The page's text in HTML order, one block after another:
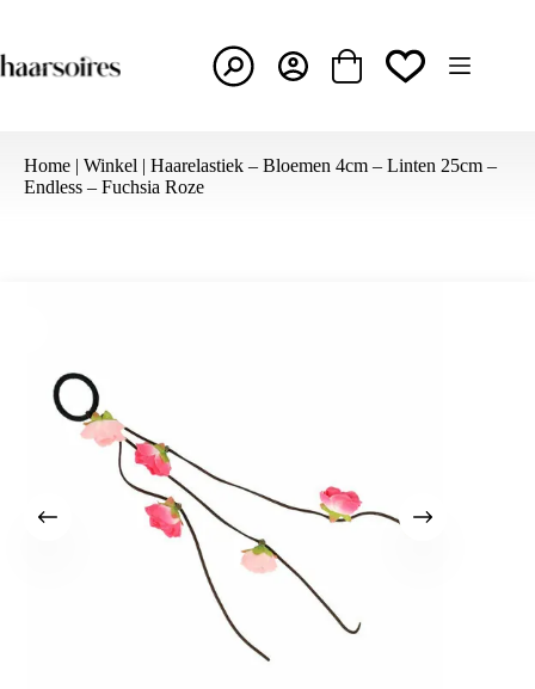
de
inhoud
Winkelwagen
Home | Winkel | Haarelastiek – Bloemen 4cm – Linten 25cm –
Endless – Fuchsia Roze